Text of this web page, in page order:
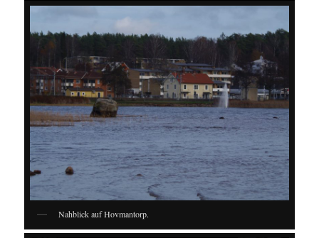
Nahblick auf Hovmantorp.